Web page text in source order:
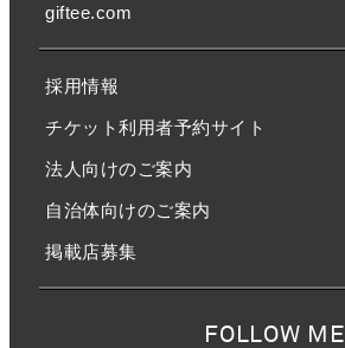
giftee.com
採用情報
チケット利用者予約サイト
法人向けのご案内
自治体向けのご案内
掲載店募集
FOLLOW ME